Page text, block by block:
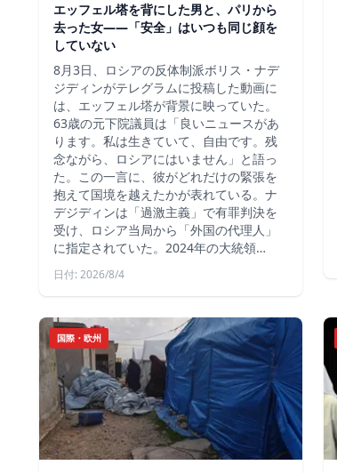
エッフェル塔を背にした男と、パリから
去った女——「安全」はいつも同じ顔を
していない
8月3日、ロシアの反体制派ボリス・ナデ
ジディンがテレグラムに投稿した動画に
は、エッフェル塔が背景に映っていた。
63歳の元下院議員は「良いニュースがあ
ります。私は生きていて、自由です。残
念ながら、ロシアにはいません」と語っ
た。この一言に、彼がどれだけの緊張を
抱えて国境を越えたかが表れている。ナ
デジディンは「過激主義」で有罪判決を
受け、ロシア当局から「外国の代理人」
に指定されていた。2024年の大統領…
日付: 2026/8/4
国際・欧州